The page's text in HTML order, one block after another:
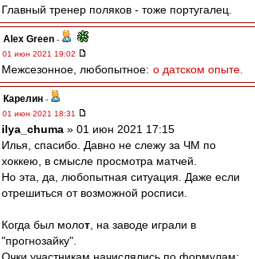
Главный тренер поляков - тоже португалец.
Alex Green -
01 июн 2021 19:02
Межсезонное, любопытное: о датском опыте.
Карелин -
01 июн 2021 18:31
ilya_chuma » 01 июн 2021 17:15
Илья, спасибо. Давно не слежу за ЧМ по
хоккею, в смысле просмотра матчей.
Но эта, да, любопытная ситуация. Даже если
отрешиться от возможной росписи.
Когда был молот , на заводе играли в
"прогнозайку".